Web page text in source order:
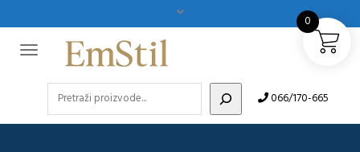
066/170-665
0